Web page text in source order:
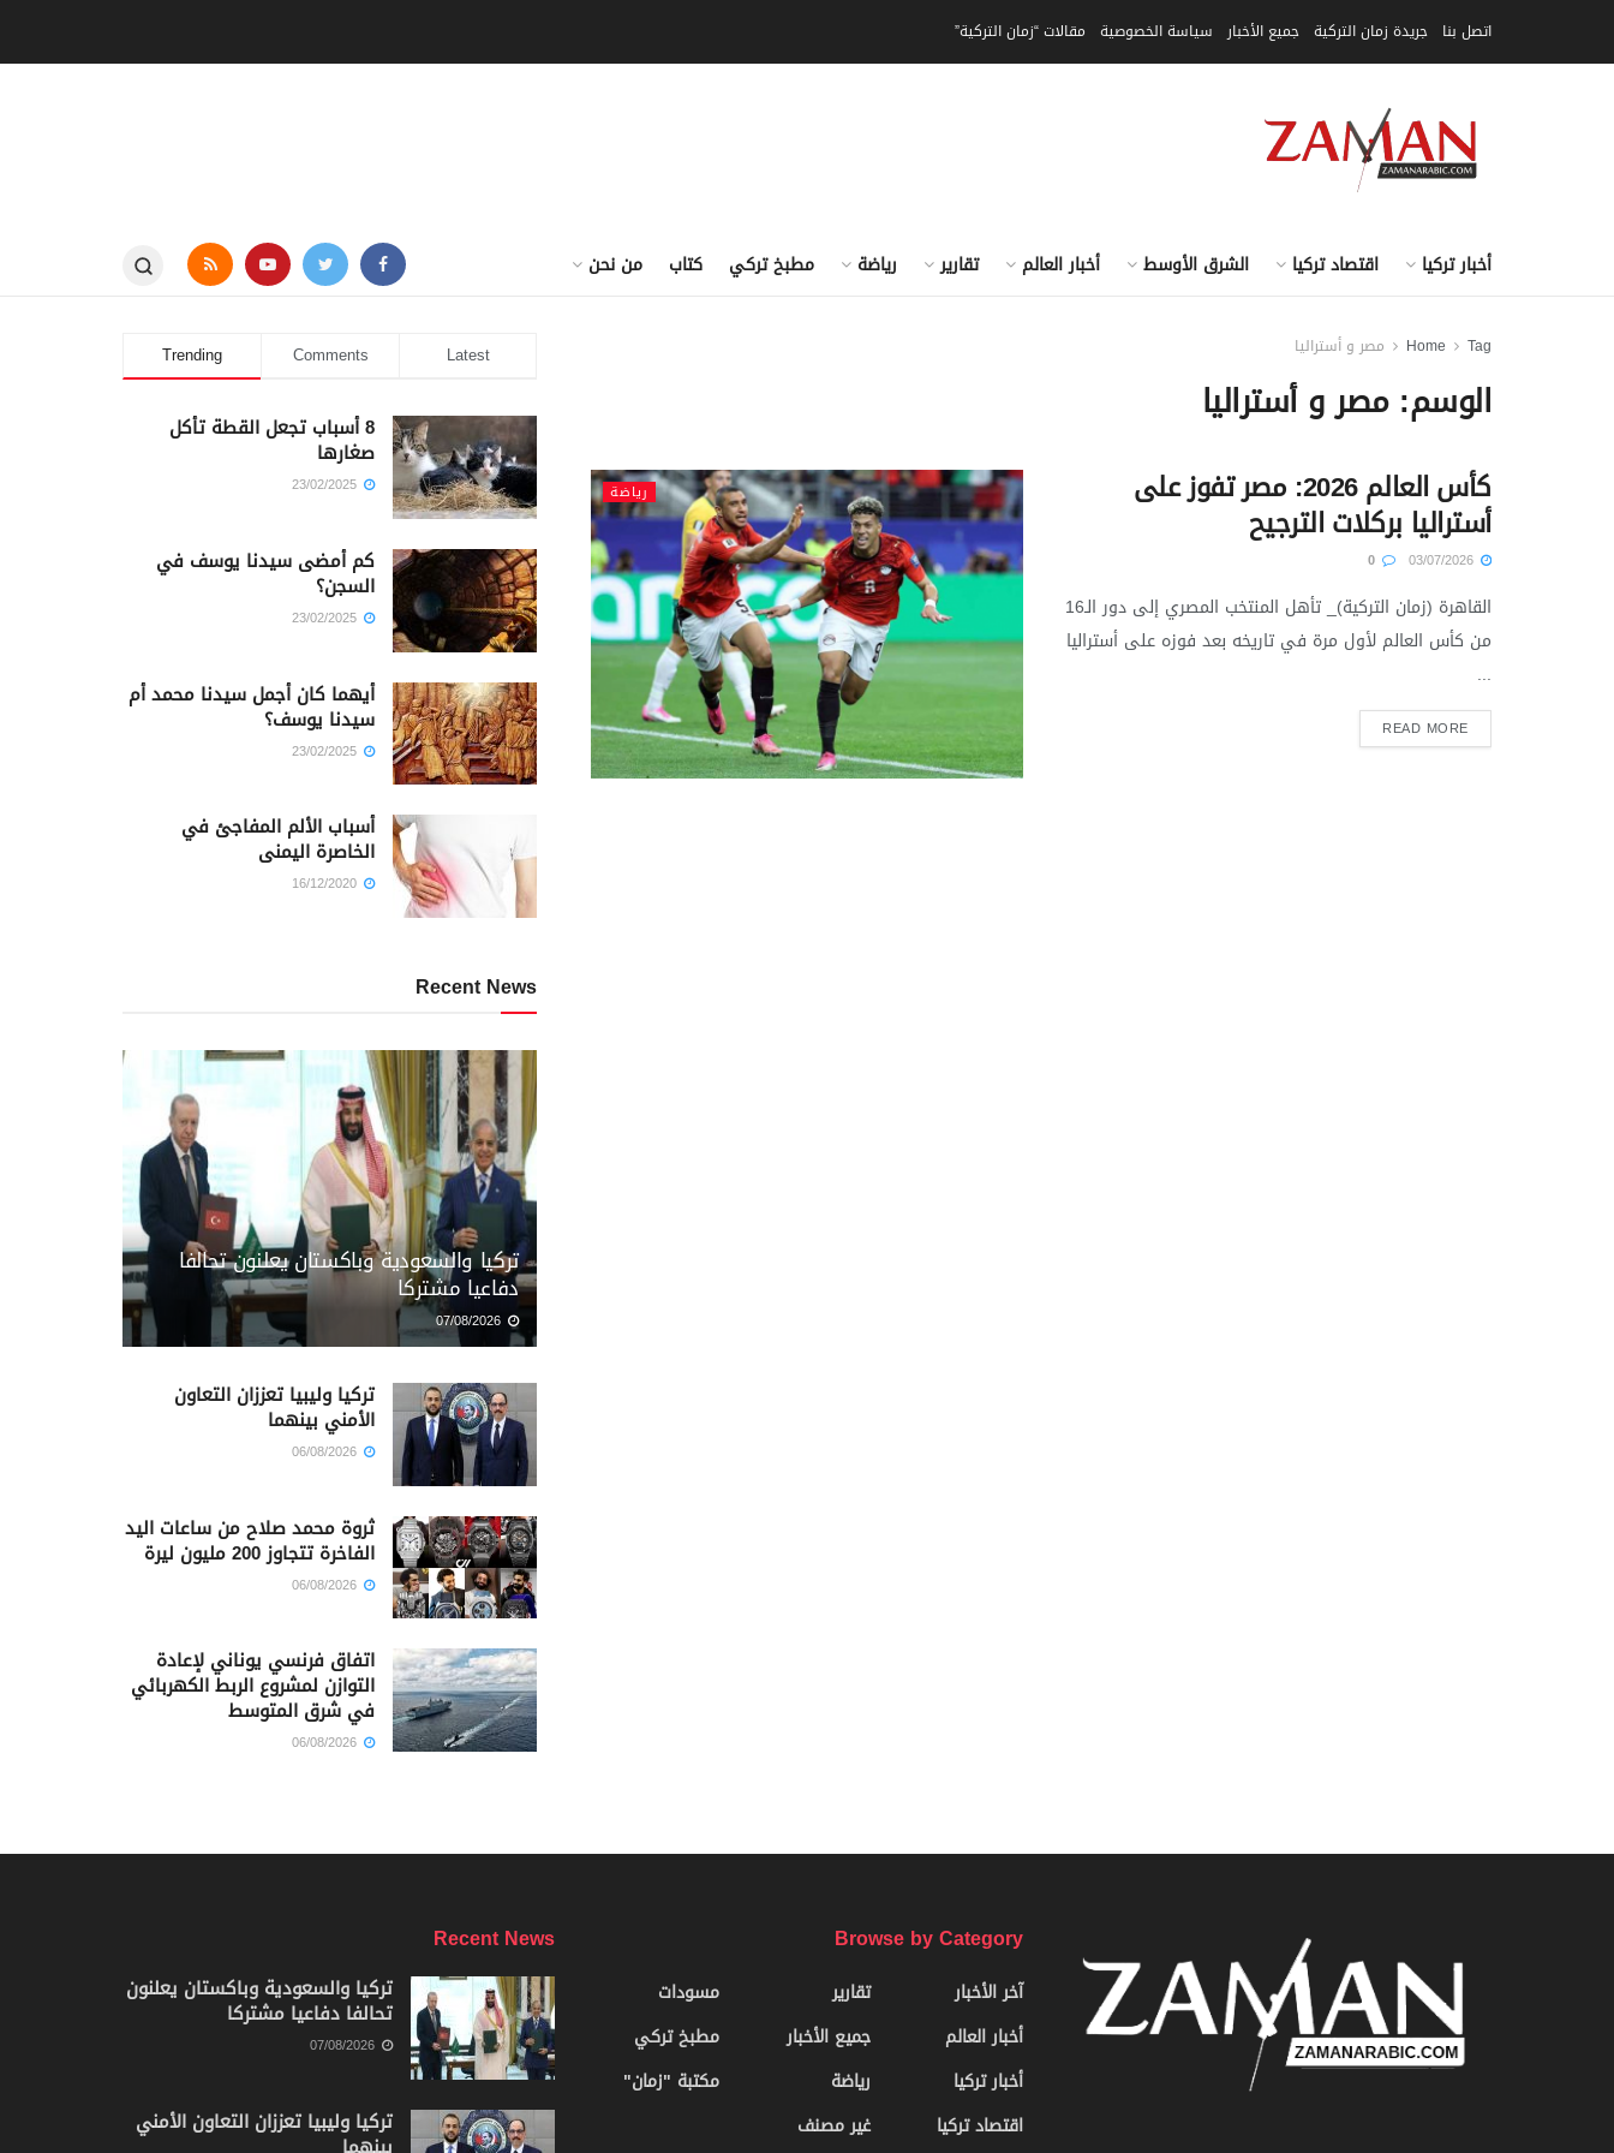
اتصل بنا جريدة زمان التركية جميع الأخبار سياسة الخصوصية مقالات “زمان التركية”
أخبار تركيا اقتصاد تركيا الشرق الأوسط أخبار العالم تقارير رياضة مطبخ تركي كتاب من نحن
Home Tag مصر و أستراليا
الوسم:مصر و أستراليا
رياضة كأس العالم 2026: مصر تفوز على
أستراليا بركلات الترجيح
القاهرة (زمان التركية)_ تأهل المنتخب المصري إلى دور الـ16
من كأس العالم لأول مرة في تاريخه بعد فوزه على أستراليا
...
READ MORE
Trending Comments Latest
8 أسباب تجعل القطة تأكل
صغارها
كم أمضى سيدنا يوسف في
السجن؟
أيهما كان أجمل سيدنا محمد أم
سيدنا يوسف؟
أسباب الألم المفاجئ في
الخاصرة اليمنى
Recent News
تركيا والسعودية وباكستان يعلنون تحالفا
دفاعيا مشتركا
تركيا وليبيا تعززان التعاون
الأمني بينهما
ثروة محمد صلاح من ساعات اليد
الفاخرة تتجاوز 200 مليون ليرة
اتفاق فرنسي يوناني لإعادة
التوازن لمشروع الربط الكهربائي
في شرق المتوسط
Browse by Category
آخر الأخبار
أخبار العالم
أخبار تركيا
اقتصاد تركيا
تقارير
جميع الأخبار
رياضة
غير مصنف
مسودات
مطبخ تركي
مكتبة "زمان"
Recent News
تركيا والسعودية وباكستان يعلنون
تحالفا دفاعيا مشتركا
تركيا وليبيا تعززان التعاون الأمني